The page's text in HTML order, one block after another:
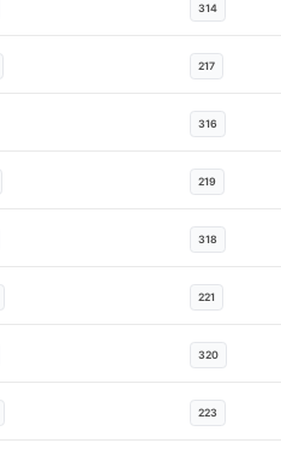
314
217
316
219
318
221
320
223